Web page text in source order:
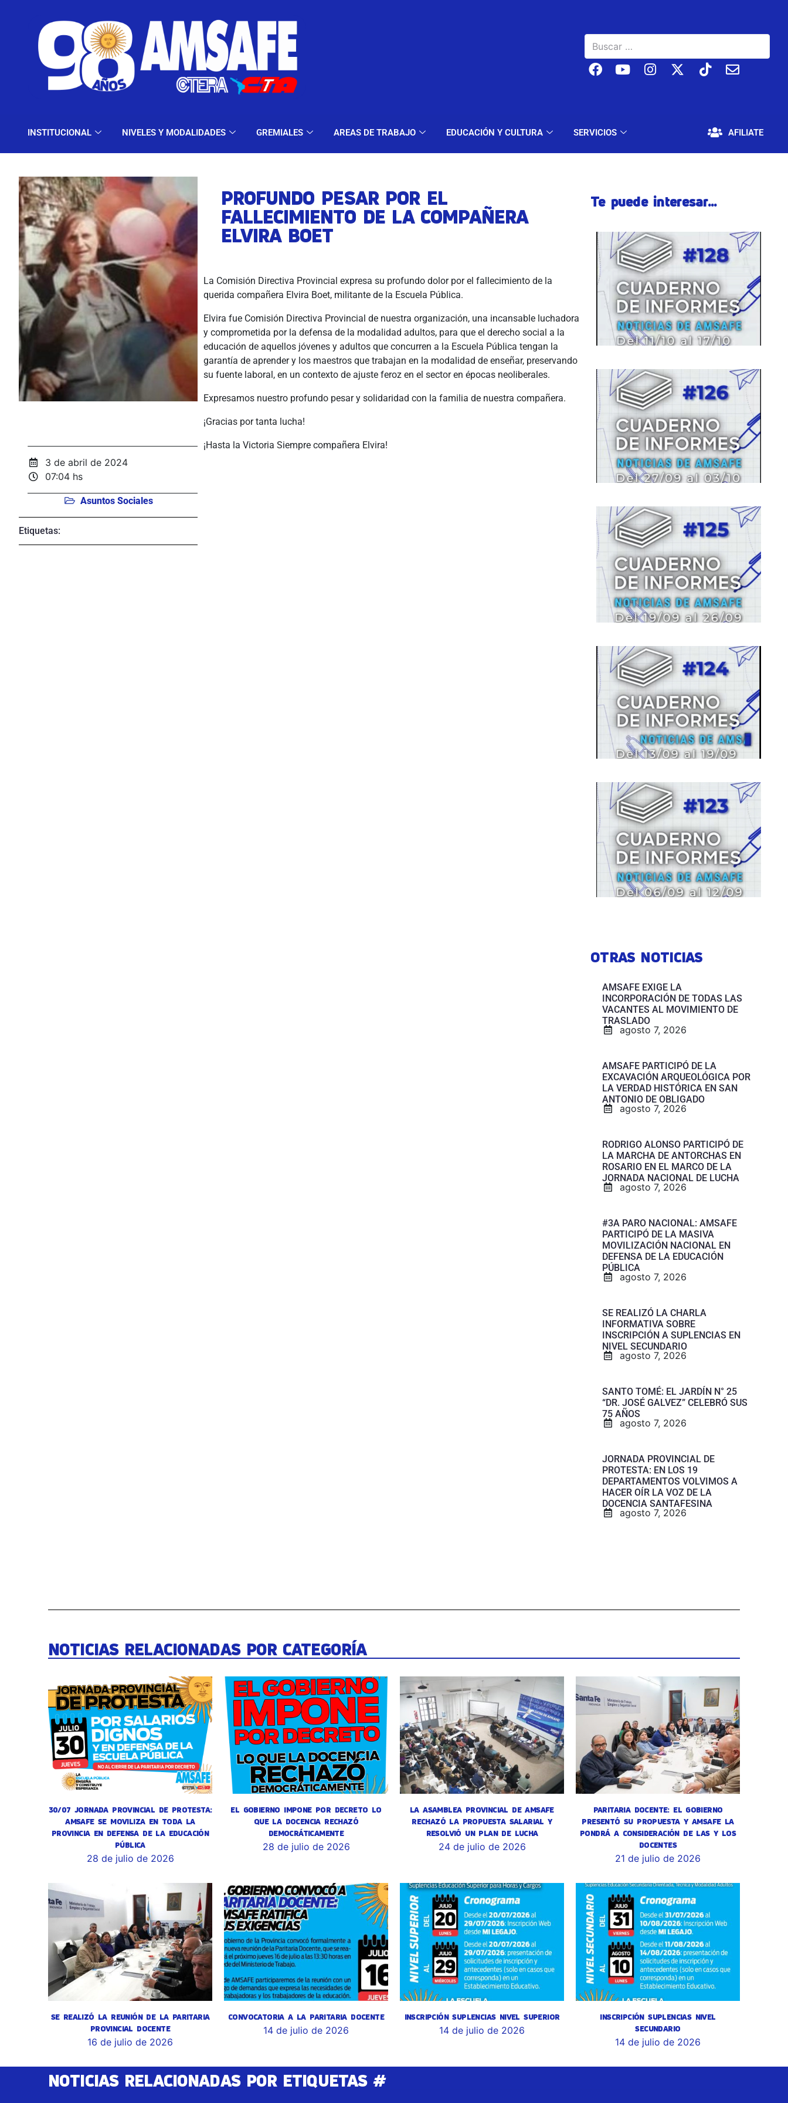
INSTITUCIONAL NIVELES Y MODALIDADES GREMIALES AREAS DE TRABAJO EDUCACIÓN Y CULTURA SERVICIOS AFILIATE
INSTITUCIONAL NIVELES Y MODALIDADES GREMIALES AREAS DE TRABAJO EDUCACIÓN Y CULTURA SERVICIOS
3 de abril de 2024
07:04 hs
Asuntos Sociales
Etiquetas:
PROFUNDO PESAR POR EL
FALLECIMIENTO DE LA COMPAÑERA
ELVIRA BOET
La Comisión Directiva Provincial expresa su profundo dolor por el fallecimiento de la
querida compañera Elvira Boet, militante de la Escuela Pública.
Elvira fue Comisión Directiva Provincial de nuestra organización, una incansable luchadora
y comprometida por la defensa de la modalidad adultos, para que el derecho social a la
educación de aquellos jóvenes y adultos que concurren a la Escuela Pública tengan la
garantía de aprender y los maestros que trabajan en la modalidad de enseñar, preservando
su fuente laboral, en un contexto de ajuste feroz en el sector en épocas neoliberales.
Expresamos nuestro profundo pesar y solidaridad con la familia de nuestra compañera.
¡Gracias por tanta lucha!
¡Hasta la Victoria Siempre compañera Elvira!
Te puede interesar...
OTRAS NOTICIAS
AMSAFE EXIGE LA
INCORPORACIÓN DE TODAS LAS
VACANTES AL MOVIMIENTO DE
TRASLADO
agosto 7, 2026
AMSAFE PARTICIPÓ DE LA
EXCAVACIÓN ARQUEOLÓGICA POR
LA VERDAD HISTÓRICA EN SAN
ANTONIO DE OBLIGADO
agosto 7, 2026
RODRIGO ALONSO PARTICIPÓ DE
LA MARCHA DE ANTORCHAS EN
ROSARIO EN EL MARCO DE LA
JORNADA NACIONAL DE LUCHA
agosto 7, 2026
#3A PARO NACIONAL: AMSAFE
PARTICIPÓ DE LA MASIVA
MOVILIZACIÓN NACIONAL EN
DEFENSA DE LA EDUCACIÓN
PÚBLICA
agosto 7, 2026
SE REALIZÓ LA CHARLA
INFORMATIVA SOBRE
INSCRIPCIÓN A SUPLENCIAS EN
NIVEL SECUNDARIO
agosto 7, 2026
SANTO TOMÉ: EL JARDÍN N° 25
“DR. JOSÉ GALVEZ” CELEBRÓ SUS
75 AÑOS
agosto 7, 2026
JORNADA PROVINCIAL DE
PROTESTA: EN LOS 19
DEPARTAMENTOS VOLVIMOS A
HACER OÍR LA VOZ DE LA
DOCENCIA SANTAFESINA
agosto 7, 2026
NOTICIAS RELACIONADAS POR CATEGORÍA
30/07 JORNADA PROVINCIAL DE PROTESTA:
AMSAFE SE MOVILIZA EN TODA LA
PROVINCIA EN DEFENSA DE LA EDUCACIÓN
PÚBLICA
28 de julio de 2026
EL GOBIERNO IMPONE POR DECRETO LO
QUE LA DOCENCIA RECHAZÓ
DEMOCRÁTICAMENTE
28 de julio de 2026
LA ASAMBLEA PROVINCIAL DE AMSAFE
RECHAZÓ LA PROPUESTA SALARIAL Y
RESOLVIÓ UN PLAN DE LUCHA
24 de julio de 2026
PARITARIA DOCENTE: EL GOBIERNO
PRESENTÓ SU PROPUESTA Y AMSAFE LA
PONDRÁ A CONSIDERACIÓN DE LAS Y LOS
DOCENTES
21 de julio de 2026
SE REALIZÓ LA REUNIÓN DE LA PARITARIA
PROVINCIAL DOCENTE
16 de julio de 2026
CONVOCATORIA A LA PARITARIA DOCENTE
14 de julio de 2026
INSCRIPCIÓN SUPLENCIAS NIVEL SUPERIOR
14 de julio de 2026
INSCRIPCIÓN SUPLENCIAS NIVEL
SECUNDARIO
14 de julio de 2026
NOTICIAS RELACIONADAS POR ETIQUETAS #